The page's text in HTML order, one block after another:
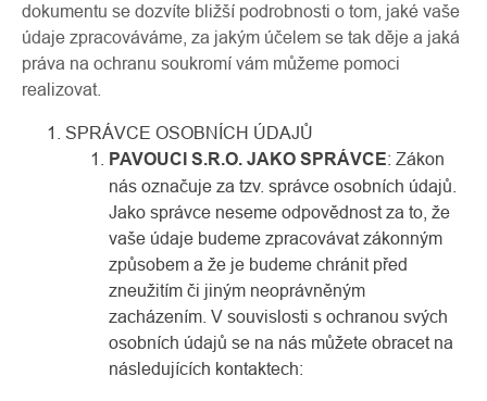
dokumentu se dozvíte bližší podrobnosti o tom, jaké vaše
údaje zpracováváme, za jakým účelem se tak děje a jaká
práva na ochranu soukromí vám můžeme pomoci
realizovat.
SPRÁVCE OSOBNÍCH ÚDAJŮ
PAVOUCI S.R.O. JAKO SPRÁVCE: Zákon
nás označuje za tzv. správce osobních údajů.
Jako správce neseme odpovědnost za to, že
vaše údaje budeme zpracovávat zákonným
způsobem a že je budeme chránit před
zneužitím či jiným neoprávněným
zacházením. V souvislosti s ochranou svých
osobních údajů se na nás můžete obracet na
následujících kontaktech: